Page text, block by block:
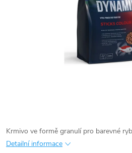
Krmivo ve formě granulí pro barevné
Detailní informace